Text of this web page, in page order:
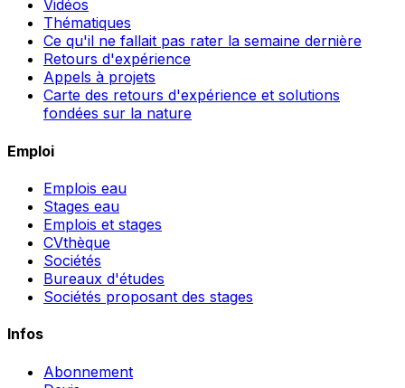
Vidéos
Thématiques
Ce qu'il ne fallait pas rater la semaine dernière
Retours d'expérience
Appels à projets
Carte des retours d'expérience et solutions
fondées sur la nature
Emploi
Emplois eau
Stages eau
Emplois et stages
CVthèque
Sociétés
Bureaux d'études
Sociétés proposant des stages
Infos
Abonnement